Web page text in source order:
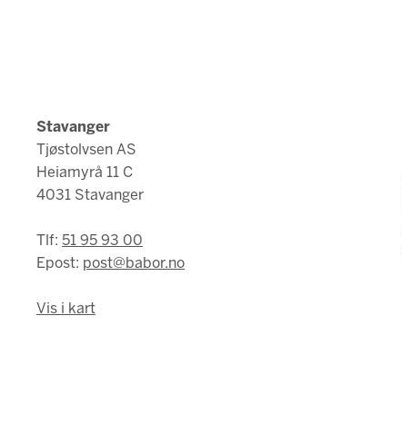
Stavanger
Tjøstolvsen AS
Heiamyrå 11 C
4031 Stavanger
Tlf: 51 95 93 00
Epost: post@babor.no
Vis i kart